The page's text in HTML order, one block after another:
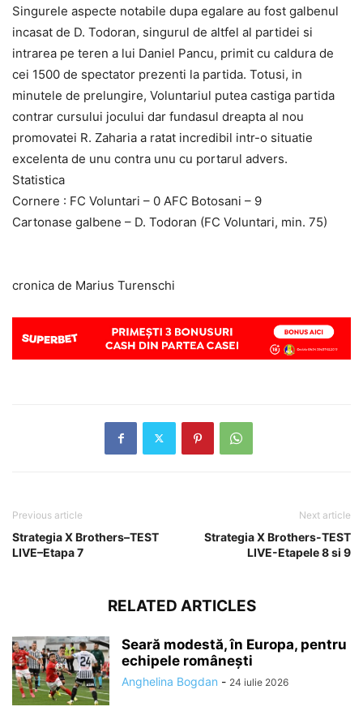
Singurele aspecte notabile dupa egalare au fost galbenul
incasat de D. Todoran, singurul de altfel al partidei si
intrarea pe teren a lui Daniel Pancu, primit cu caldura de
cei 1500 de spectator prezenti la partida. Totusi, in
minutele de prelungire, Voluntariul putea castiga partida
contrar cursului jocului dar fundasul dreapta al nou
promovatei R. Zaharia a ratat incredibil intr-o situatie
excelenta de unu contra unu cu portarul advers.
Statistica
Cornere : FC Voluntari – 0 AFC Botosani – 9
Cartonase galbene – D. Todoran (FC Voluntari, min. 75)
cronica de Marius Turenschi
Previous article
Strategia X Brothers–TEST
LIVE–Etapa 7
Next article
Strategia X Brothers-TEST
LIVE-Etapele 8 si 9
RELATED ARTICLES
Seară modestă, în Europa, pentru
echipele românești
Anghelina Bogdan - 24 iulie 2026